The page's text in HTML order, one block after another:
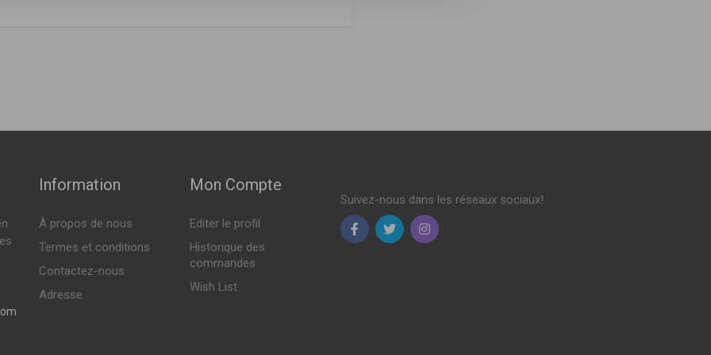
> 06-1994 )
> 04-1994 )
( 05-1994 > 10-2000 )
05-1994 > 10-2000 )
Information
À propos de nous
Termes et conditions
Contactez-nous
Adresse
Mon Compte
Editer le profil
Historique des
commandes
Wish List
Suivez-nous dans les réseaux sociaux!